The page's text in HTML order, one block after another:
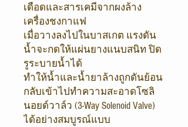
เดือดและสารเคมีจากผงล้าง
เครื่องชงกาแฟ
เมื่อวางลงไปในบาสเกต แรงดัน
น้ำจะกดให้แผ่นยางแนบสนิท ปิด
รูระบายน้ำได้
ทำให้น้ำและน้ำยาล้างถูกดันย้อน
กลับเข้าไปทำความสะอาดโซลิ
นอยด์วาล์ว (3-Way Solenoid Valve)
ได้อย่างสมบูรณ์แบบ